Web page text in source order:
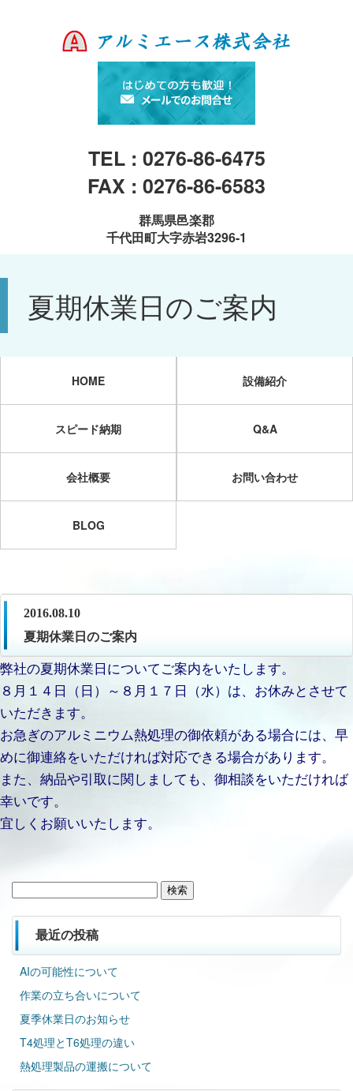
TEL : 0276-86-6475
FAX : 0276-86-6583
群馬県邑楽郡
千代田町大字赤岩3296-1
夏期休業日のご案内
HOME 設備紹介
スピード納期 Q&A
会社概要 お問い合わせ
BLOG
2016.08.10
夏期休業日のご案内
弊社の夏期休業日についてご案内をいたします。
８月１４日（日）～８月１７日（水）は、お休みとさせて
いただきます。
お急ぎのアルミニウム熱処理の御依頼がある場合には、早
めに御連絡をいただければ対応できる場合があります。
また、納品や引取に関しましても、御相談をいただければ
幸いです。
宜しくお願いいたします。
最近の投稿
AIの可能性について
作業の立ち合いについて
夏季休業日のお知らせ
T4処理とT6処理の違い
熱処理製品の運搬について